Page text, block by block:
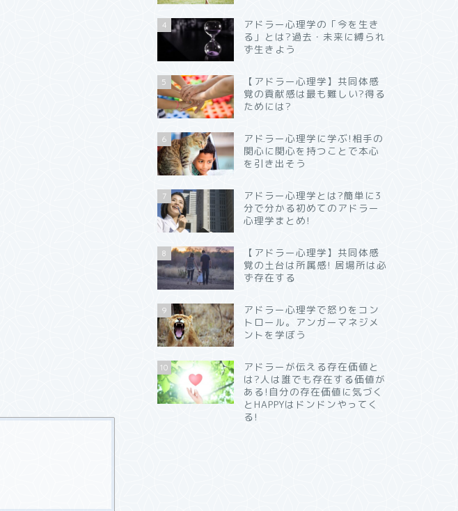
4
アドラー心理学の「今を生き
る」とは?過去・未来に縛られ
ず生きよう
5
【アドラー心理学】共同体感
覚の貢献感は最も難しい?得る
ためには?
6
アドラー心理学に学ぶ!相手の
関心に関心を持つことで本心
を引き出そう
7
アドラー心理学とは?簡単に3
分で分かる初めてのアドラー
心理学まとめ!
8
【アドラー心理学】共同体感
覚の土台は所属感! 居場所は必
ず存在する
9
アドラー心理学で怒りをコン
トロール。アンガーマネジメ
ントを学ぼう
10
アドラーが伝える存在価値と
は?人は誰でも存在する価値が
ある!自分の存在価値に気づく
とHAPPYはドンドンやってく
る!